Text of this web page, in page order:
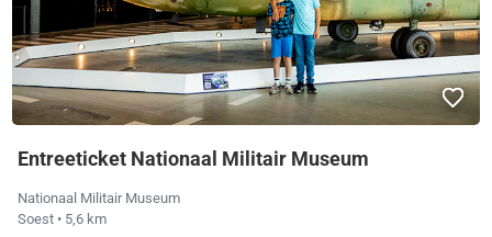
Entreeticket Nationaal Militair Museum
Nationaal Militair Museum
Soest • 5,6 km